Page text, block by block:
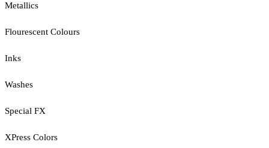
Metallics
Flourescent Colours
Inks
Washes
Special FX
XPress Colors